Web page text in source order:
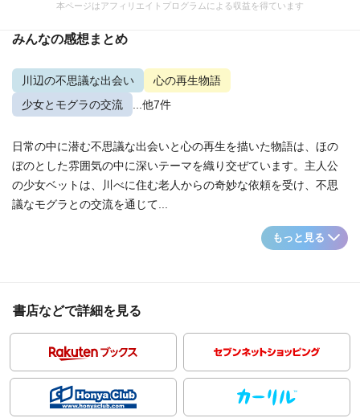
本ページはアフィリエイトプログラムによる収益を得ています
みんなの感想まとめ
川辺の不思議な出会い
心の再生物語
少女とモグラの交流
...他7件
日常の中に潜む不思議な出会いと心の再生を描いた物語は、ほの
ぼのとした雰囲気の中に深いテーマを織り交ぜています。主人公
の少女ベットは、川べに住む老人からの奇妙な依頼を受け、不思
議なモグラとの交流を通じて...
もっと見る
書店などで詳細を見る